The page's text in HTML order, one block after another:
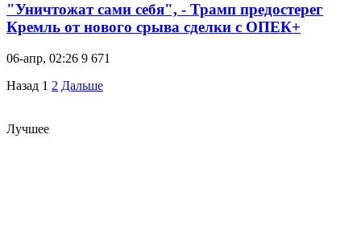
"Уничтожат сами себя", - Трамп предостерег
Кремль от нового срыва сделки с ОПЕК+
06-апр, 02:26 9 671
Назад 1 2 Дальше
Лучшее